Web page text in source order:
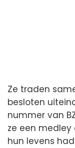
Ze traden
besloten
nummer van
ze een
hun levens